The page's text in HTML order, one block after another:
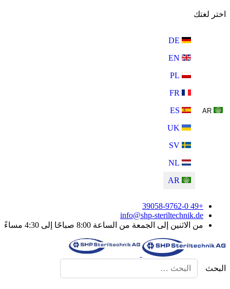
اختر لغتك
+49 39058-9762-0
info@shp-steriltechnik.de
من الاثنين إلى الجمعة من الساعة 8:00 صباحًا إلى 4:30 مساءً
البحث